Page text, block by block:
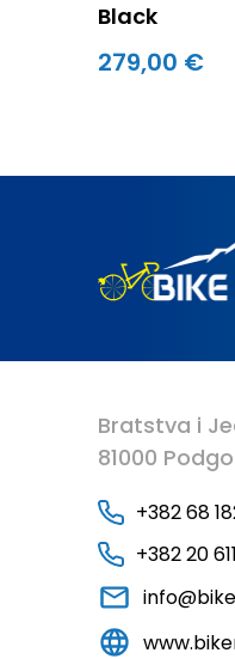
Black
279,00 €
Bratstva i
81000
+382 68
+382 20